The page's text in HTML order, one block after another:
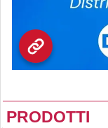
PRODOTTI